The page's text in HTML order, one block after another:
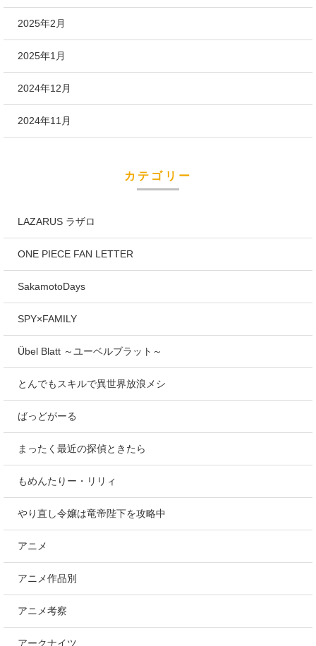
2025年2月
2025年1月
2024年12月
2024年11月
カテゴリー
LAZARUS ラザロ
ONE PIECE FAN LETTER
SakamotoDays
SPY×FAMILY
Übel Blatt ～ユーベルブラット～
とんでもスキルで異世界放浪メシ
ばっどがーる
まったく最近の探偵ときたら
もめんたりー・リリィ
やり直し令嬢は竜帝陛下を攻略中
アニメ
アニメ作品別
アニメ考察
アークナイツ